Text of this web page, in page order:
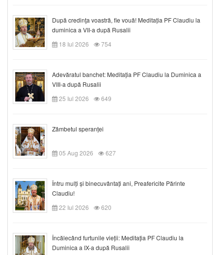
După credinţa voastră, fie vouă! Meditația PF Claudiu la
duminica a VII-a după Rusalii
18 Iul 2026
754
Adevăratul banchet: Meditația PF Claudiu la Duminica a
VIII-a după Rusalii
25 Iul 2026
649
Zâmbetul speranței
05 Aug 2026 627
Întru mulți și binecuvântați ani, Preafericite Părinte
Claudiu!
22 Iul 2026
620
Încălecând furtunile vieții: Meditația PF Claudiu la
Duminica a IX-a după Rusalii